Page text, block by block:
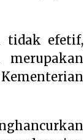
tidak efetif,